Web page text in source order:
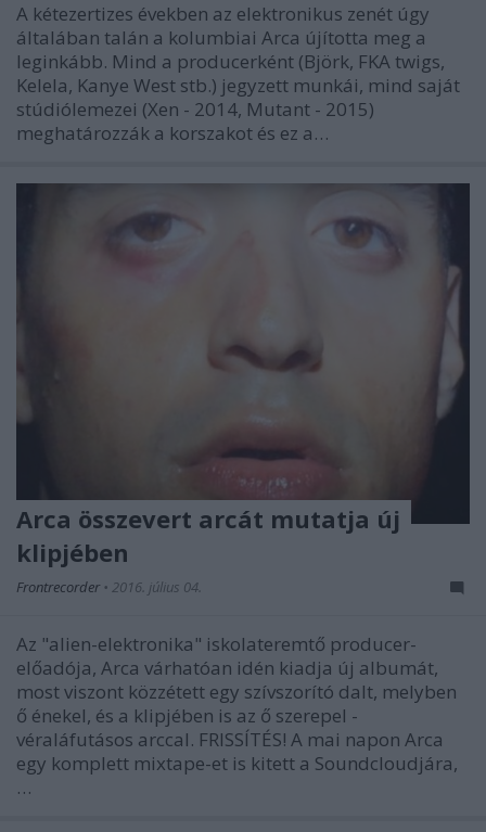
A kétezertizes években az elektronikus zenét úgy
általában talán a kolumbiai Arca újította meg a
leginkább. Mind a producerként (Björk, FKA twigs,
Kelela, Kanye West stb.) jegyzett munkái, mind saját
stúdiólemezei (Xen - 2014, Mutant - 2015)
meghatározzák a korszakot és ez a…
Arca összevert arcát mutatja új
klipjében
Frontrecorder • 2016. július 04.
Az "alien-elektronika" iskolateremtő producer-
előadója, Arca várhatóan idén kiadja új albumát,
most viszont közzétett egy szívszorító dalt, melyben
ő énekel, és a klipjében is az ő szerepel -
véraláfutásos arccal. FRISSÍTÉS! A mai napon Arca
egy komplett mixtape-et is kitett a Soundcloudjára,
…